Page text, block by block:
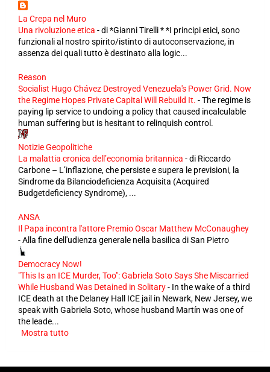
La Crepa nel Muro
Una rivoluzione etica -di *Gianni Tirelli * *I principi etici, sono
funzionali al nostro spirito/istinto di autoconservazione, in
assenza dei quali tutto è destinato alla logic...
Reason
Socialist Hugo Chávez Destroyed Venezuela's Power Grid. Now
the Regime Hopes Private Capital Will Rebuild It. -The regime is
paying lip service to undoing a policy that caused incalculable
human suffering but is hesitant to relinquish control.
Notizie Geopolitiche
La malattia cronica dell’economia britannica -di Riccardo
Carbone – L’inflazione, che persiste e supera le previsioni, la
Sindrome da Bilanciodeficienza Acquisita (Acquired
Budgetdeficiency Syndrome), ...
ANSA
Il Papa incontra l'attore Premio Oscar Matthew McConaughey
-Alla fine dell'udienza generale nella basilica di San Pietro
Democracy Now!
"This Is an ICE Murder, Too": Gabriela Soto Says She Miscarried
While Husband Was Detained in Solitary- In the wake of a third
ICE death at the Delaney Hall ICE jail in Newark, New Jersey, we
speak with Gabriela Soto, whose husband Martín was one of
the leade...
Mostra tutto